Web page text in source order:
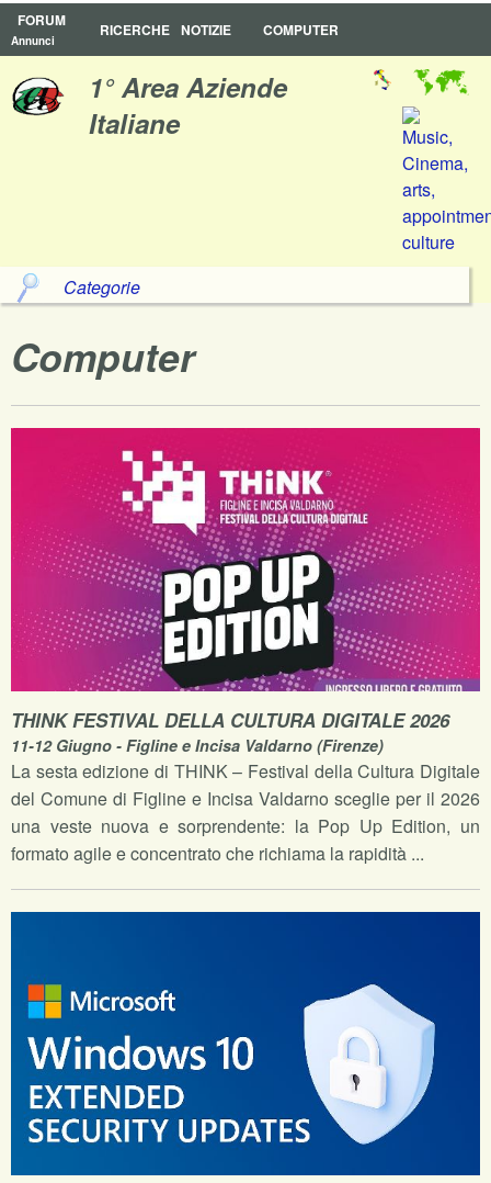
FORUM
Annunci
RICERCHE NOTIZIE COMPUTER
1° Area Aziende
Italiane
Categorie
Computer
THINK FESTIVAL DELLA CULTURA DIGITALE 2026
11-12 Giugno - Figline e Incisa Valdarno (Firenze)
La sesta edizione di THINK – Festival della Cultura Digitale
del Comune di Figline e Incisa Valdarno sceglie per il 2026
una veste nuova e sorprendente: la Pop Up Edition, un
formato agile e concentrato che richiama la rapidità ...